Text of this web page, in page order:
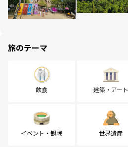
旅のテーマ
飲食 建築・アート
イベント・観戦 世界遺産